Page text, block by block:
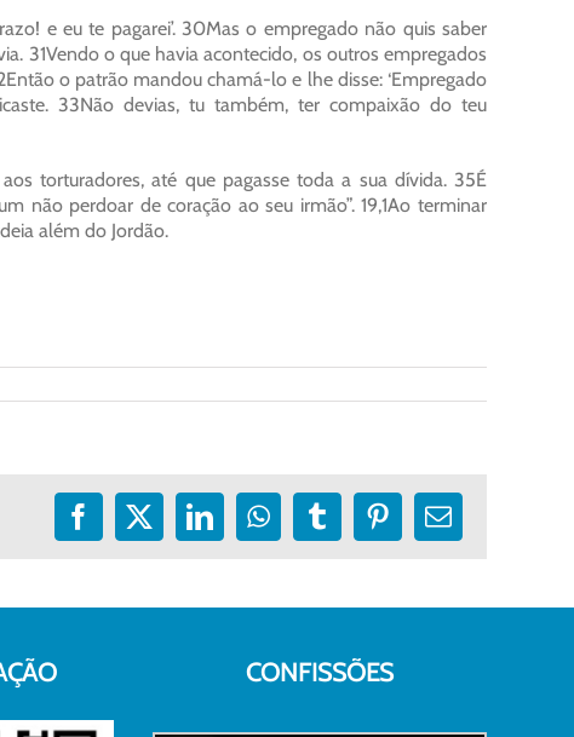
e eu te pagarei’. 30Mas o empregado não quis saber
31Vendo o que havia acontecido, os outros empregados
o patrão mandou chamá-lo e lhe disse: ‘Empregado
33Não devias, tu também, ter compaixão do teu
torturadores, até que pagasse toda a sua dívida. 35É
não perdoar de coração ao seu irmão”. 19,1Ao terminar
além do Jordão.
Facebook
X LinkedInWhatsApp
TumblrPinterest
E-
CONFISSÕES